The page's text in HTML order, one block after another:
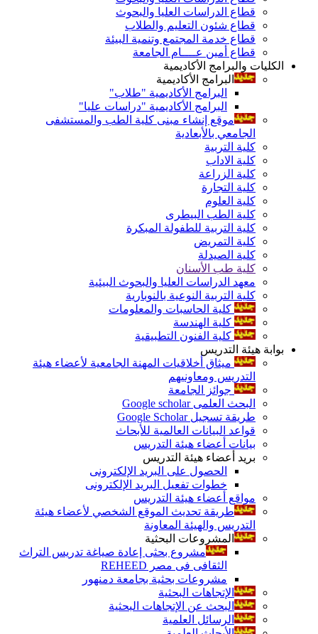
قطاع الدراسات العليا والبحوث
قطاع شئون التعليم والطلاب
قطاع خدمة المجتمع وتنمية البيئة
قطاع أمين عــــام الجامعة
الكليات والبرامج الأكاديمية
البرامج الأكاديمية
البرامج الأكاديمية "طلاب"
البرامج الأكاديمية "دراسات عليا"
موقع إنشاء مبنى كلية الطب والمستشفى
الجامعي بالأبعادية
كلية التربية
كلية الاداب
كلية الزراعة
كلية التجارة
كلية العلوم
كلية الطب البيطرى
كلية التربية للطفولة المبكرة
كلية التمريض
كلية الصيدلة
كلية طب الأسنان
معهد الدراسات العليا والبحوث البيئية
كلية التربية النوعية بالنوبارية
كلية الحاسبات والمعلومات
كلية الهندسة
كلية الفنون التطبيقية
بوابة هيئة التدريس
ميثاق أخلاقيات المهنة الجامعية لأعضاء هيئة
التدريس ومعاونيهم
جوائز الجامعة
البحث العلمى Google scholar
طريقة تسجيل Google Scholar
قواعد البيانات العالمية للأبحاث
بيانات أعضاء هيئة التدريس
بريد أعضاء هيئة التدريس
الحصول على البريد الإلكترونى
خطوات تفعيل البريد الإلكترونى
مواقع أعضاء هيئة التدريس
طريقة تحديث الموقع الشخصي لأعضاء هيئة
التدريس والهيئة المعاونة
المشروعات البحثية
مشروع بحثى إعادة صياغة تدريس التراث
الثقافى فى مصر REHEED
مشروعات بحثية بجامعة دمنهور
الإتجاهات البحثية
البحث عن الإتجاهات البحثية
الرسائل العلمية